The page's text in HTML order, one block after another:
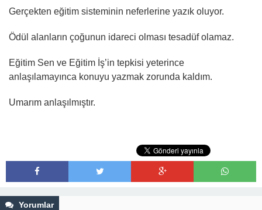
Gerçekten eğitim sisteminin neferlerine yazık oluyor.
Ödül alanların çoğunun idareci olması tesadüf olamaz.
Eğitim Sen ve Eğitim İş’in tepkisi yeterince
anlaşılamayınca konuyu yazmak zorunda kaldım.
Umarım anlaşılmıştır.
Yorumlar